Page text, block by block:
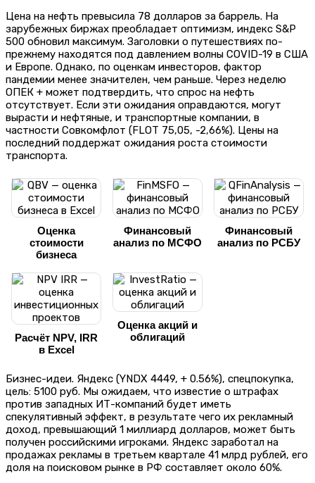
Цена на нефть превысила 78 долларов за баррель. На
зарубежных биржах преобладает оптимизм, индекс S&P
500 обновил максимум. Заголовки о путешествиях по-
прежнему находятся под давлением волны COVID-19 в США
и Европе. Однако, по оценкам инвесторов, фактор
пандемии менее значителен, чем раньше. Через неделю
ОПЕК + может подтвердить, что спрос на нефть
отсутствует. Если эти ожидания оправдаются, могут
вырасти и нефтяные, и транспортные компании, в
частности Совкомфлот (FLOT 75,05, -2,66%). Цены на
последний поддержат ожидания роста стоимости
транспорта.
Оценка
стоимости
бизнеса
Финансовый
анализ по МСФО
Финансовый
анализ по РСБУ
Расчёт NPV, IRR
в Excel
Оценка акций и
облигаций
Бизнес-идеи. Яндекс (YNDX 4449, + 0.56%), спецпокупка,
цель: 5100 руб. Мы ожидаем, что известие о штрафах
против западных ИТ-компаний будет иметь
спекулятивный эффект, в результате чего их рекламный
доход, превышающий 1 миллиард долларов, может быть
получен российскими игроками. Яндекс заработал на
продажах рекламы в третьем квартале 41 млрд рублей, его
доля на поисковом рынке в РФ составляет около 60%.